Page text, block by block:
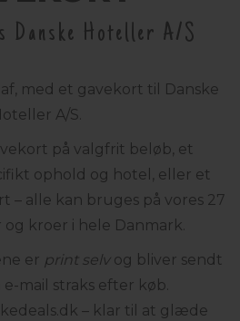
Danske Hoteller A/S
med et gavekort til Danske
A/S.
på valgfrit beløb, et
ophold og hotel, eller et
– alle kan bruges på vores 27
kroer i hele Danmark.
er print selvog bliver sendt
mail straks efter køb.
– klar til at glæde